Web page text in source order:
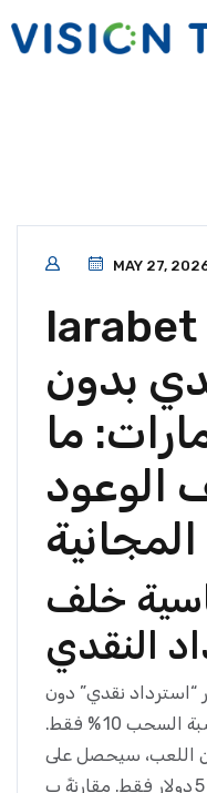
MAY 27,
larabet
بدون
ما
الوعود
المجانية
خلف
يعلن عن 50 دولار “استرداد نقدي” دون
إيداع، لكن الشروط تكشف أن نسبة السحب 10 % فقط.
500 دولار من اللعب، سيحصل على
5 دولار فقط. مقارنةً ب Betway التي تطبق حدًّا أقصى